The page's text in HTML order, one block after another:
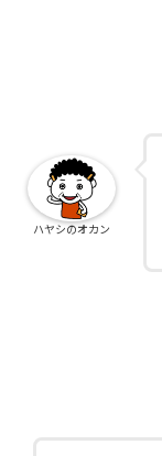
ハヤシのオカン